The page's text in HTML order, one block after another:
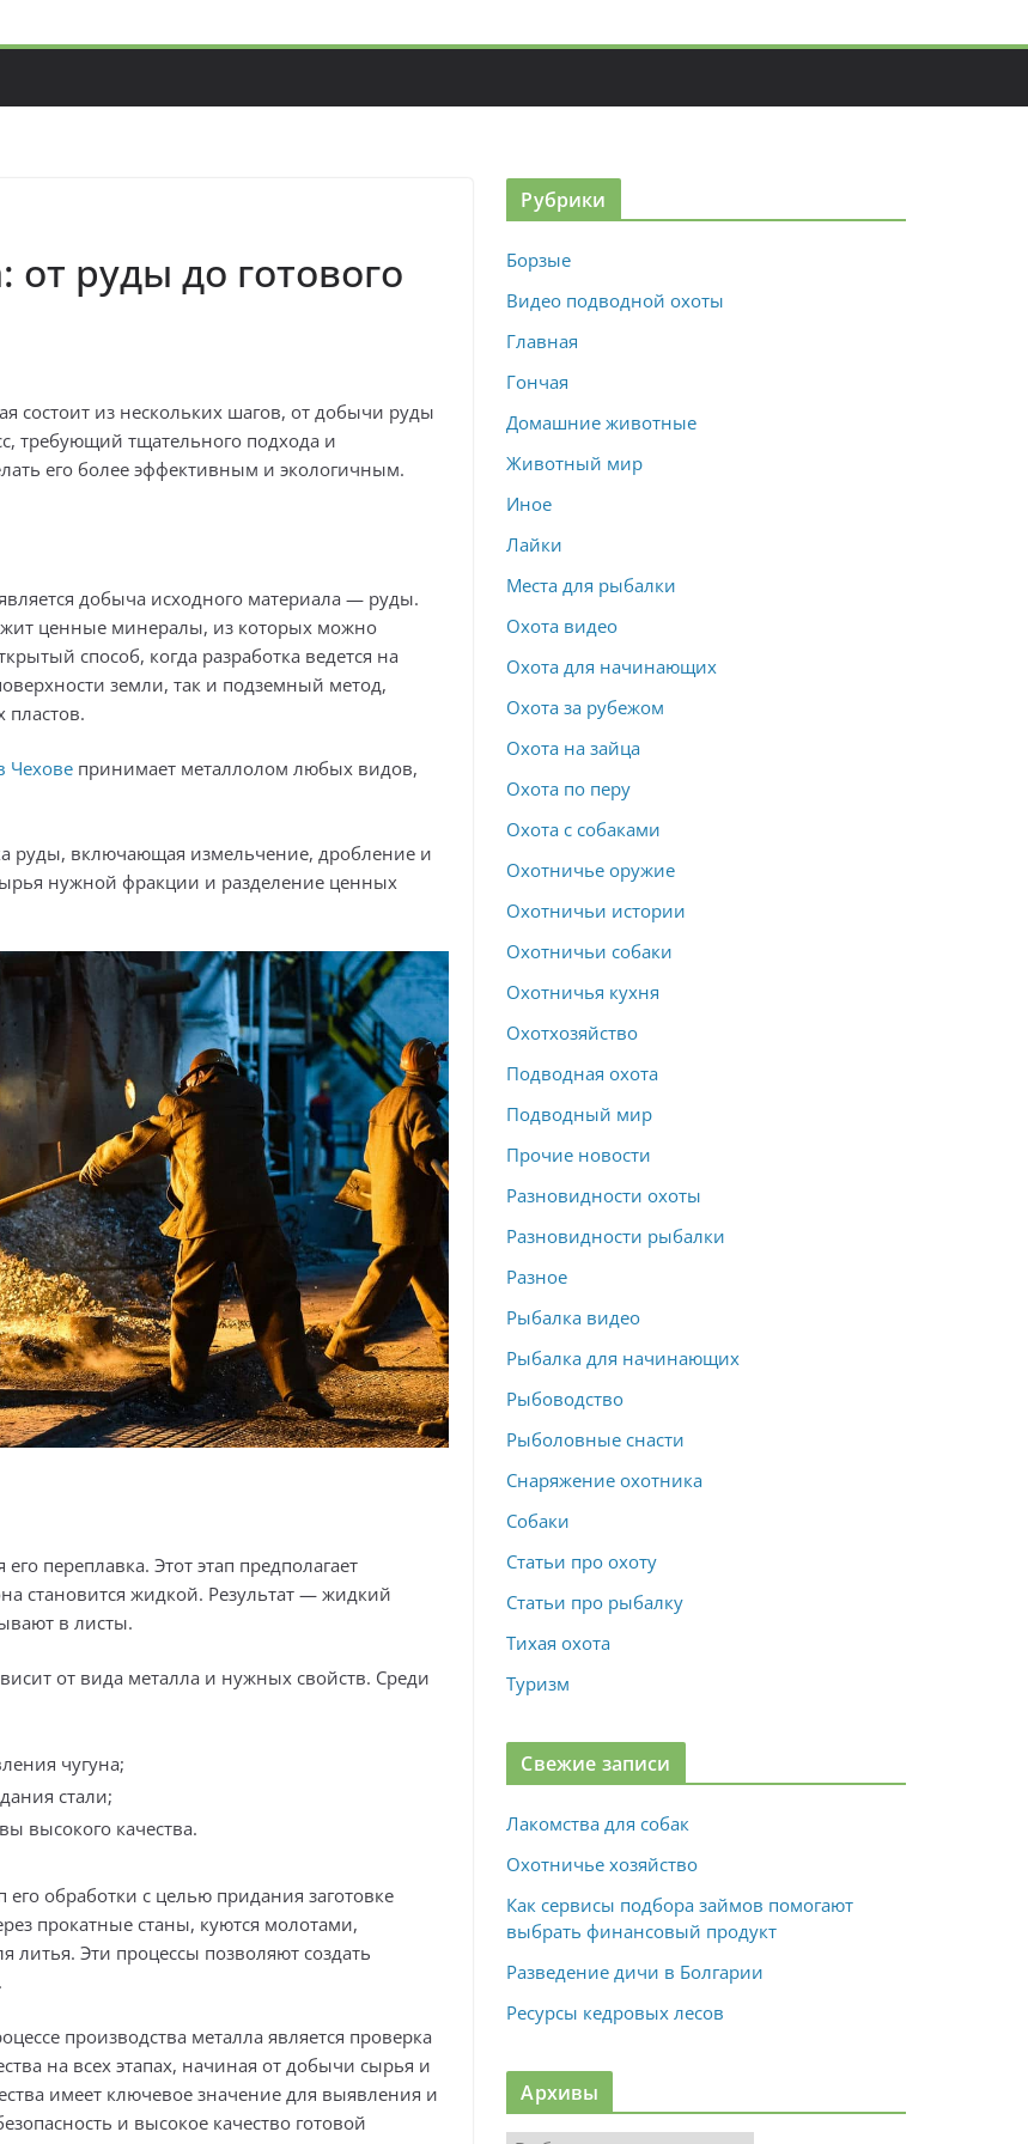
руды до готового
состоит из нескольких шагов, от добычи руды
требующий тщательного подхода и
его более эффективным и экологичным.
добыча исходного материала — руды.
ценные минералы, из которых можно
способ, когда разработка ведется на
земли, так и подземный метод,
Чехове принимает металлолом любых видов,
руды, включающая измельчение, дробление и
нужной фракции и разделение ценных
переплавка. Этот этап предполагает
становится жидкой. Результат — жидкий
в листы.
от вида металла и нужных свойств. Среди
чугуна;
стали;
высокого качества.
его обработки с целью придания заготовке
прокатные станы, куются молотами,
Эти процессы позволяют создать
производства металла является проверка
на всех этапах, начиная от добычи сырья и
имеет ключевое значение для выявления и
и высокое качество готовой
Рубрики
Борзые
Видео подводной охоты
Главная
Гончая
Домашние животные
Животный мир
Иное
Лайки
Места для рыбалки
Охота видео
Охота для начинающих
Охота за рубежом
Охота на зайца
Охота по перу
Охота с собаками
Охотничье оружие
Охотничьи истории
Охотничьи собаки
Охотничья кухня
Охотхозяйство
Подводная охота
Подводный мир
Прочие новости
Разновидности охоты
Разновидности рыбалки
Разное
Рыбалка видео
Рыбалка для начинающих
Рыбоводство
Рыболовные снасти
Снаряжение охотника
Собаки
Статьи про охоту
Статьи про рыбалку
Тихая охота
Туризм
Свежие записи
Лакомства для собак
Охотничье хозяйство
Как сервисы подбора займов помогают
выбрать финансовый продукт
Разведение дичи в Болгарии
Ресурсы кедровых лесов
Архивы